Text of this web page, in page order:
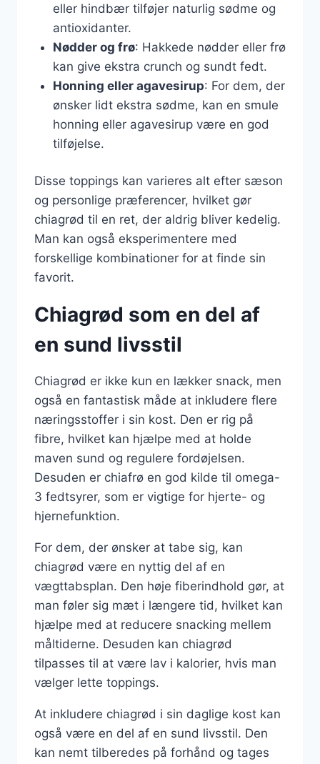
eller hindbær tilføjer naturlig sødme og
antioxidanter.
Nødder og frø: Hakkede nødder eller frø
kan give ekstra crunch og sundt fedt.
Honning eller agavesirup: For dem, der
ønsker lidt ekstra sødme, kan en smule
honning eller agavesirup være en god
tilføjelse.
Disse toppings kan varieres alt efter sæson
og personlige præferencer, hvilket gør
chiagrød til en ret, der aldrig bliver kedelig.
Man kan også eksperimentere med
forskellige kombinationer for at finde sin
favorit.
Chiagrød som en del af
en sund livsstil
Chiagrød er ikke kun en lækker snack, men
også en fantastisk måde at inkludere flere
næringsstoffer i sin kost. Den er rig på
fibre, hvilket kan hjælpe med at holde
maven sund og regulere fordøjelsen.
Desuden er chiafrø en god kilde til omega-
3 fedtsyrer, som er vigtige for hjerte- og
hjernefunktion.
For dem, der ønsker at tabe sig, kan
chiagrød være en nyttig del af en
vægttabsplan. Den høje fiberindhold gør, at
man føler sig mæt i længere tid, hvilket kan
hjælpe med at reducere snacking mellem
måltiderne. Desuden kan chiagrød
tilpasses til at være lav i kalorier, hvis man
vælger lette toppings.
At inkludere chiagrød i sin daglige kost kan
også være en del af en sund livsstil. Den
kan nemt tilberedes på forhånd og tages